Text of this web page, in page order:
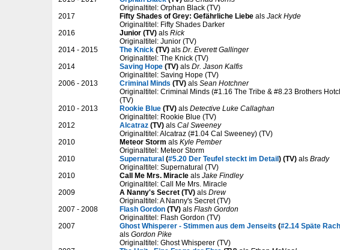
Originaltitel: Orphan Black (TV)
2017
Fifty Shades of Grey: Gefährliche Liebe als Jack Hyde
Originaltitel: Fifty Shades Darker
2016
Junior (TV) als Rick
Originaltitel: Junior (TV)
2014 - 2015
The Knick (TV) als Dr. Everett Gallinger
Originaltitel: The Knick (TV)
2014
Saving Hope (TV) als Dr. Jason Kalfis
Originaltitel: Saving Hope (TV)
2006 - 2013
Criminal Minds (TV) als Sean Hotchner
Originaltitel: Criminal Minds (#1.16 The Tribe & #8.23 Brothers
(TV)
2010 - 2013
Rookie Blue (TV) als Detective Luke Callaghan
Originaltitel: Rookie Blue (TV)
2012
Alcatraz (TV) als Cal Sweeney
Originaltitel: Alcatraz (#1.04 Cal Sweeney) (TV)
2010
Meteor Storm als Kyle Pember
Originaltitel: Meteor Storm
2010
Supernatural (#5.20 Der Teufel steckt im Detail ) (TV) als Brady
Originaltitel: Supernatural (TV)
2010
Call Me Mrs. Miracle als Jake Findley
Originaltitel: Call Me Mrs. Miracle
2009
A Nanny's Secret (TV) als Drew
Originaltitel: A Nanny's Secret (TV)
2007 - 2008
Flash Gordon (TV) als Flash Gordon
Originaltitel: Flash Gordon (TV)
2007
Ghost Whisperer - Stimmen aus dem Jenseits (#2.14 Späte
als Gordon Pike
Originaltitel: Ghost Whisperer (TV)